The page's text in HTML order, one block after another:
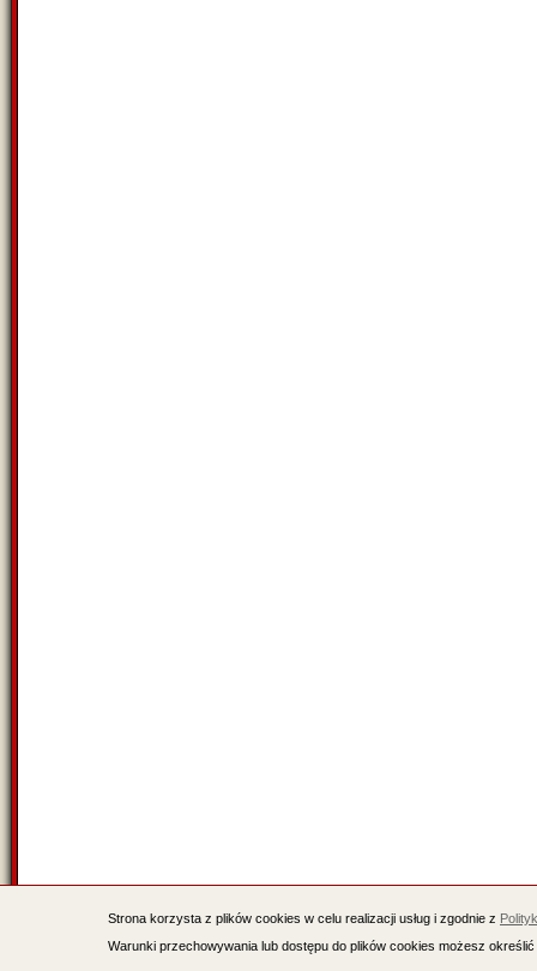
Strona korzysta z plików cookies w celu realizacji usług i zgodnie z
Warunki przechowywania lub dostępu do plików cookies możesz